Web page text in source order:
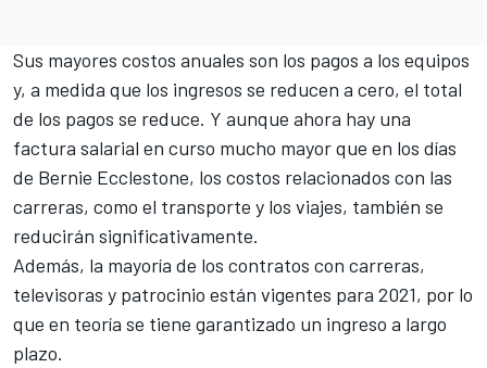
Sus mayores costos anuales son los pagos a los equipos
y, a medida que los ingresos se reducen a cero, el total
de los pagos se reduce. Y aunque ahora hay una
factura salarial en curso mucho mayor que en los días
de Bernie Ecclestone, los costos relacionados con las
carreras, como el transporte y los viajes, también se
reducirán significativamente.
Además, la mayoría de los contratos con carreras,
televisoras y patrocinio están vigentes para 2021, por lo
que en teoría se tiene garantizado un ingreso a largo
plazo.